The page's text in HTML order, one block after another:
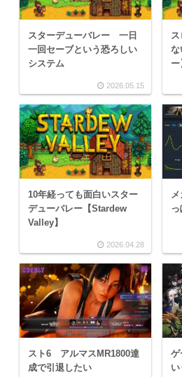
スターデューバレー 一日
一回セーブという恐ろしい
システム
2026.05.15
な
ー
10年経っても面白いスター
デューバレー【Stardew
Valley】
2026.04.28
っ
スト6 アルマスMR1800達
成で引退したい
ゲ
い